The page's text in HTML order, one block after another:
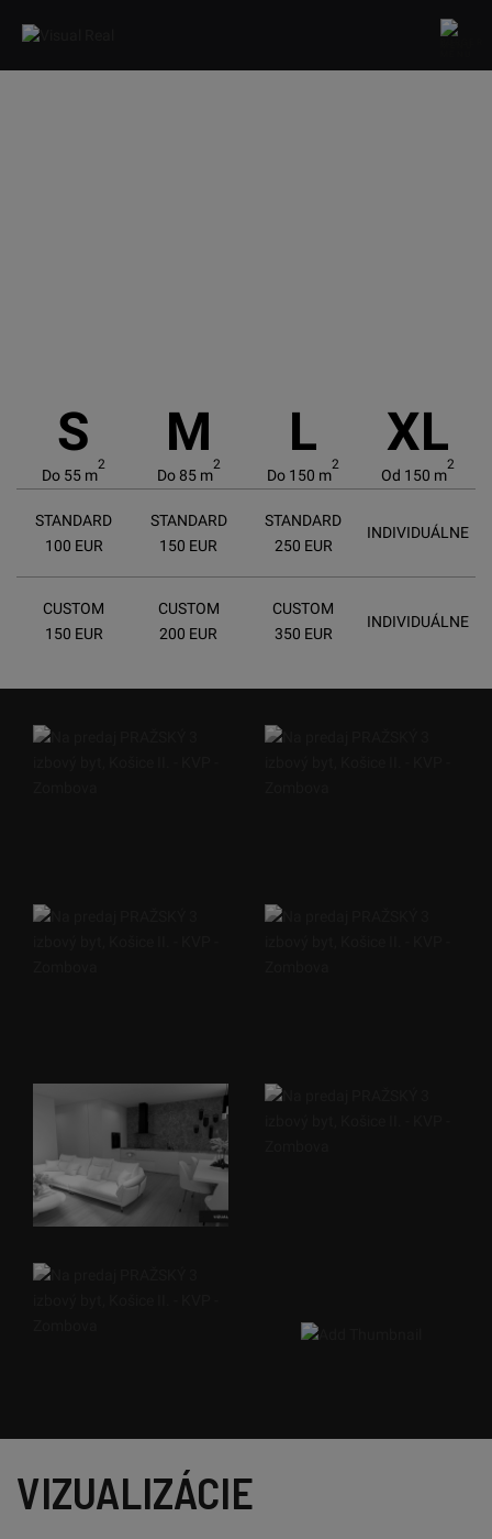
S
Do 55 m
2
M
Do 85 m
2
L
Do 150 m
2
XL
Od 150 m
2
STANDARD
100 EUR
STANDARD
150 EUR
STANDARD
250 EUR
INDIVIDUÁLNE
CUSTOM
150 EUR
CUSTOM
200 EUR
CUSTOM
350 EUR
INDIVIDUÁLNE
VIZUALIZÁCIE